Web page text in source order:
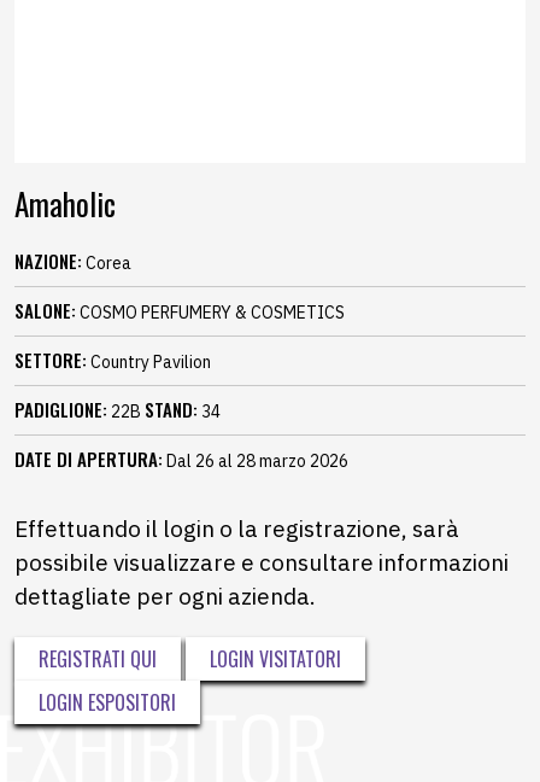
Amaholic
NAZIONE: Corea
SALONE: COSMO PERFUMERY & COSMETICS
SETTORE: Country Pavilion
PADIGLIONE: 22B STAND: 34
DATE DI APERTURA: Dal 26 al 28 marzo 2026
Effettuando il login o la registrazione, sarà
possibile visualizzare e consultare informazioni
dettagliate per ogni azienda.
REGISTRATI QUI
LOGIN VISITATORI
LOGIN ESPOSITORI